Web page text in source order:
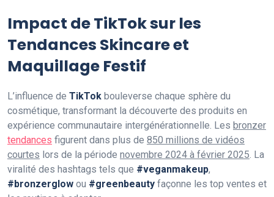
Impact de TikTok sur les
Tendances Skincare et
Maquillage Festif
L’influence de TikTok bouleverse chaque sphère du
cosmétique, transformant la découverte des produits en
expérience communautaire intergénérationnelle. Les bronzer
tendances figurent dans plus de 850 millions de vidéos
courtes lors de la période novembre 2024 à février 2025. La
viralité des hashtags tels que #veganmakeup,
#bronzerglow ou #greenbeauty façonne les top ventes et